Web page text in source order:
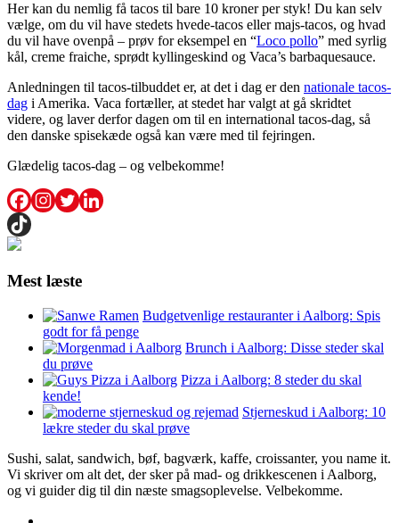
Her kan du nemlig få tacos til bare 10 kroner per styk! Du kan selv
vælge, om du vil have stedets hvede-tacos eller majs-tacos, og hvad
du vil have ovenpå – prøv for eksempel en “Loco pollo” med syrlig
kål, creme fraiche, sprødt kyllingeskind og Vaca’s barbaquesauce.
Anledningen til tacos-tilbuddet er, at det i dag er den nationale tacos-
dag i Amerika. Vaca fortæller, at stedet har valgt at gå skridtet
videre, og laver derfor dagen om til en international tacos-dag, så
den danske spisekæde også kan være med til fejringen.
Glædelig tacos-dag – og velbekomme!
Mest læste
Budgetvenlige restauranter i Aalborg: Spis
godt for få penge
Brunch i Aalborg: Disse steder skal
du prøve
Pizza i Aalborg: 8 steder du skal
kende!
Stjerneskud i Aalborg: 10
lækre steder du skal prøve
Sushi, salat, sandwich, bøf, bagværk, kaffe, croissanter, you name it.
Vi skriver om alt det, der sker på mad- og drikkescenen i Aalborg,
og vi guider dig til din næste smagsoplevelse. Velbekomme.